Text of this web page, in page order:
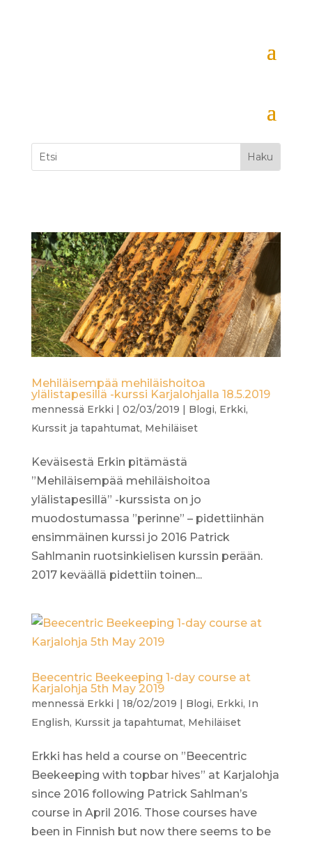
Mehiläisempää mehiläishoitoa
ylälistapesillä -kurssi Karjalohjalla 18.5.2019
mennessä Erkki | 02/03/2019 | Blogi, Erkki,
Kurssit ja tapahtumat, Mehiläiset
Keväisestä Erkin pitämästä
”Mehiläisempää mehiläishoitoa
ylälistapesillä” -kurssista on jo
muodostumassa ”perinne” – pidettiinhän
ensimmäinen kurssi jo 2016 Patrick
Sahlmanin ruotsinkielisen kurssin perään.
2017 keväällä pidettiin toinen...
Beecentric Beekeeping 1-day course at
Karjalohja 5th May 2019
mennessä Erkki | 18/02/2019 | Blogi, Erkki, In
English, Kurssit ja tapahtumat, Mehiläiset
Erkki has held a course on ”Beecentric
Beekeeping with topbar hives” at Karjalohja
since 2016 following Patrick Sahlman’s
course in April 2016. Those courses have
been in Finnish but now there seems to be